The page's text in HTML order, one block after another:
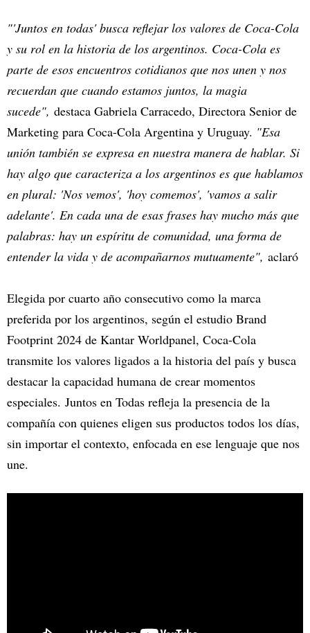
"'Juntos en todas' busca reflejar los valores de Coca-Cola
y su rol en la historia de los argentinos. Coca-Cola es
parte de esos encuentros cotidianos que nos unen y nos
recuerdan que cuando estamos juntos, la magia
sucede", destaca Gabriela Carracedo, Directora Senior de
Marketing para Coca-Cola Argentina y Uruguay. "Esa
unión también se expresa en nuestra manera de hablar. Si
hay algo que caracteriza a los argentinos es que hablamos
en plural: 'Nos vemos', 'hoy comemos', 'vamos a salir
adelante'. En cada una de esas frases hay mucho más que
palabras: hay un espíritu de comunidad, una forma de
entender la vida y de acompañarnos mutuamente", aclaró
Elegida por cuarto año consecutivo como la marca
preferida por los argentinos, según el estudio Brand
Footprint 2024 de Kantar Worldpanel, Coca-Cola
transmite los valores ligados a la historia del país y busca
destacar la capacidad humana de crear momentos
especiales. Juntos en Todas refleja la presencia de la
compañía con quienes eligen sus productos todos los días,
sin importar el contexto, enfocada en ese lenguaje que nos
une.